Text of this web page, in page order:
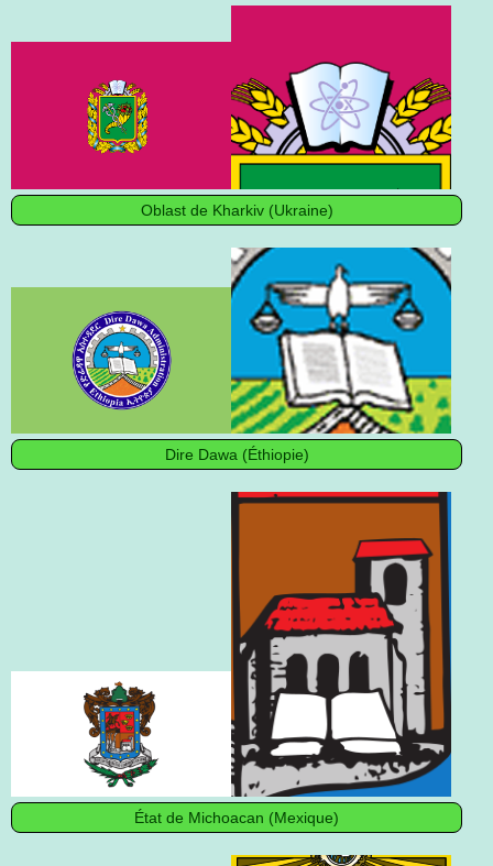
Oblast de Kharkiv (Ukraine)
Dire Dawa (Éthiopie)
État de Michoacan (Mexique)